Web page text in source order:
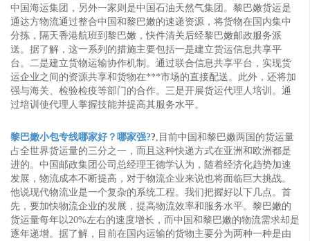
中国海运集团，另外一家则是中国石油天然气集团。黎巴嫩货运是
通达方物流通过整合中国和黎巴嫩的速递资源，将货物在国内集中
分拣，隔天香港航班到黎巴嫩，快件清关后经黎巴嫩邮政服务派
送。据了解，这一系列的措施主要包括一是建立货运信息共享平
台。二是建立货物运输协作机制。通过联合信息共享平台，实现货
运企业之间的资源共享和货物在***市场的直接配送。此外，还将加
强与海关、检验检疫等部门的合作。三是开展货运代理人培训。通
过培训使代理人掌握技能并提高其服务水平。
黎巴嫩小包专线哪家好？哪家强?? ,目前中国和黎巴嫩两国的货运量
占全世界货运量的三分之一，而且这种快递方式在亚洲和欧洲都是
进的。中国邮政集团公司总经理王德学认为，随着经济化趋势加速
发展，物流成本不断提高，对于物流企业来说也将面临巨大挑战。
他说现代物流业是一个复杂的系统工程。我们把握好以下几点。首
先，要加快物流企业的发展，提高物流效率和服务水平。黎巴嫩的
货运量每年以20%左右的速度增长，而中国和黎巴嫩的物流需求却是
逐年递增。据了解，目前在国内运输的货物主要分为两种一种是由